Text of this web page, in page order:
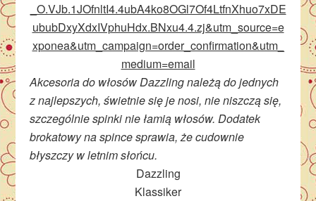
_O.VJb.1JOfnltI4.4ubA4ko8OGl7Of4LtfnXhuo7xDE
ububDxyXdxIVphuHdx.BNxu4.4.zj&utm_source=e
xponea&utm_campaign=order_confirmation&utm_
medium=email
Akcesoria do włosów Dazzling należą do jednych
z najlepszych, świetnie się je nosi, nie niszczą się,
szczególnie spinki nie łamią włosów. Dodatek
brokatowy na spince sprawia, że cudownie
błyszczy w letnim słońcu.
Dazzling
Klassiker